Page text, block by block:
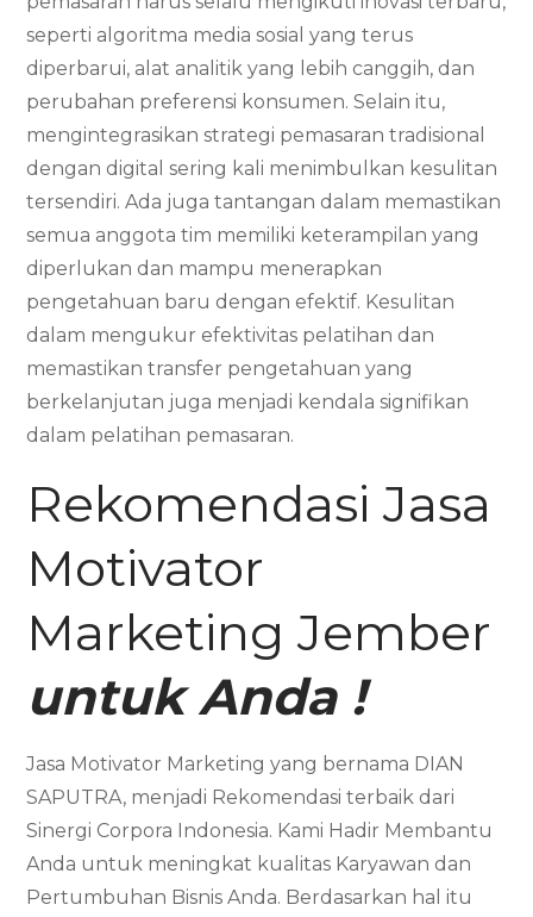
seperti algoritma media sosial yang terus
diperbarui, alat analitik yang lebih canggih, dan
perubahan preferensi konsumen. Selain itu,
mengintegrasikan strategi pemasaran tradisional
dengan digital sering kali menimbulkan kesulitan
tersendiri. Ada juga tantangan dalam memastikan
semua anggota tim memiliki keterampilan yang
diperlukan dan mampu menerapkan
pengetahuan baru dengan efektif. Kesulitan
dalam mengukur efektivitas pelatihan dan
memastikan transfer pengetahuan yang
berkelanjutan juga menjadi kendala signifikan
dalam pelatihan pemasaran.
Rekomendasi Jasa
Motivator
Marketing Jember
untuk Anda !
Jasa Motivator Marketing yang bernama DIAN
SAPUTRA, menjadi Rekomendasi terbaik dari
Sinergi Corpora Indonesia. Kami Hadir Membantu
Anda untuk meningkat kualitas Karyawan dan
Pertumbuhan Bisnis Anda. Berdasarkan hal itu